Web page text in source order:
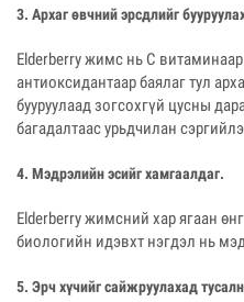
3. Архаг өвчний эрсдлийг
Elderberry жимс нь С
антиоксидантаар баялаг тул
бууруулаад зогсохгүй цусны
багадалтаас урьдчилан
4. Мэдрэлийн эсийг хамгаалдаг.
Elderberry жимсний хар ягаан
биологийн идэвхт нэгдэл нь
5. Эрч хүчийг сайжруулахад